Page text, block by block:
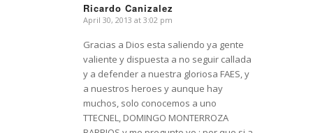
Ricardo Canizalez
says:
April 30, 2013 at 3:02 pm
Gracias a Dios esta saliendo ya gente
valiente y dispuesta a no seguir callada
y a defender a nuestra gloriosa FAES, y
a nuestros heroes y aunque hay
muchos, solo conocemos a uno
TTECNEL, DOMINGO MONTERROZA